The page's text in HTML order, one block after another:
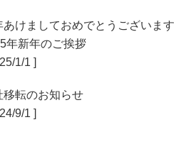
あけましておめでとうございます
年新年のご挨拶
1/1 ]
移転のお知らせ
9/1 ]